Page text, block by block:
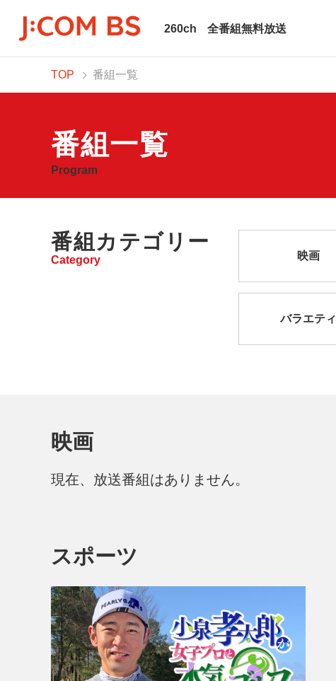
260ch 全番組無料放送
TOP 番組一覧
番組一覧
Program
番組カテゴリー
Category 映画
バラエティ
映画
現在、放送番組はありません。
スポーツ